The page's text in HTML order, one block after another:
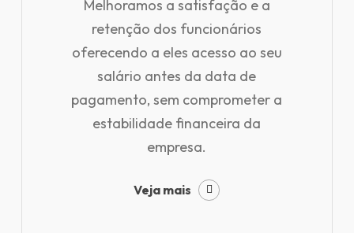
Melhoramos a satisfação e a
retenção dos funcionários
oferecendo a eles acesso ao seu
salário antes da data de
pagamento, sem comprometer a
estabilidade financeira da
empresa.
Veja mais